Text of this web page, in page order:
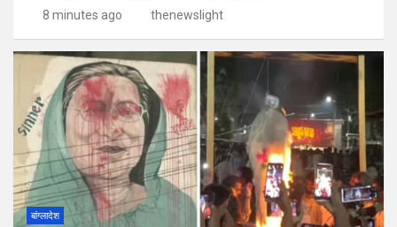
8 minutes ago thenewslight
बांग्लादेश